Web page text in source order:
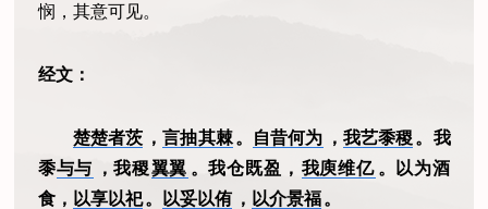
悯，其意可见。
经文：
楚楚者茨 ，言抽其棘。 自昔何为 ， 我艺黍稷 。我
黍与与 ，我稷翼翼 。我仓既盈， 我庾维亿 。以为酒
食， 以享以祀 。 以妥以侑 ， 以介景福 。